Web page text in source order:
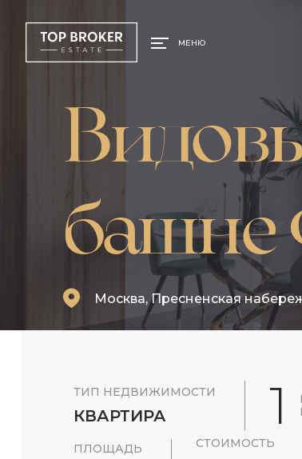
МЕНЮ
башне
Москва, Пресненская
ТИП НЕДВИЖИМОСТИ
КВАРТИРА 1
ПЛОЩАДЬ СТОИМОСТЬ